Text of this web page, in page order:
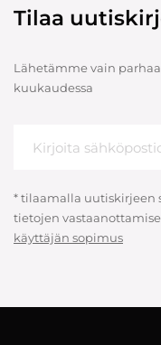
Tilaa
Lähetämme vain
kuukaudessa
* tilaamalla uutiskirjeen
tietojen
käyttäjän sopimus